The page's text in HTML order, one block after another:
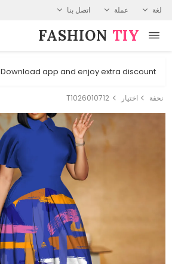
لغة عملة اتصل بنا
FASHION⁠ TIY
Download app and enjoy extra discount
نحفة اختيار T1026010712